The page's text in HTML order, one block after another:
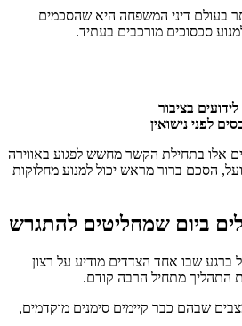
בעולם דיני המשפחה היא שהסכמים
סכסוכים מורכבים בעתיד.
בציבור
לפני נישואין
אלו בתחילת הקשר מחשש לפגוע באווירה
הסכם ברור מראש יכול למנוע מחלוקות
ביום שמחליטים להתגרש
ברגע שבו אחד הצדדים מודיע על רצון
התהליך מתחיל הרבה קודם.
שבהם כבר קיימים סימנים מוקדמים,